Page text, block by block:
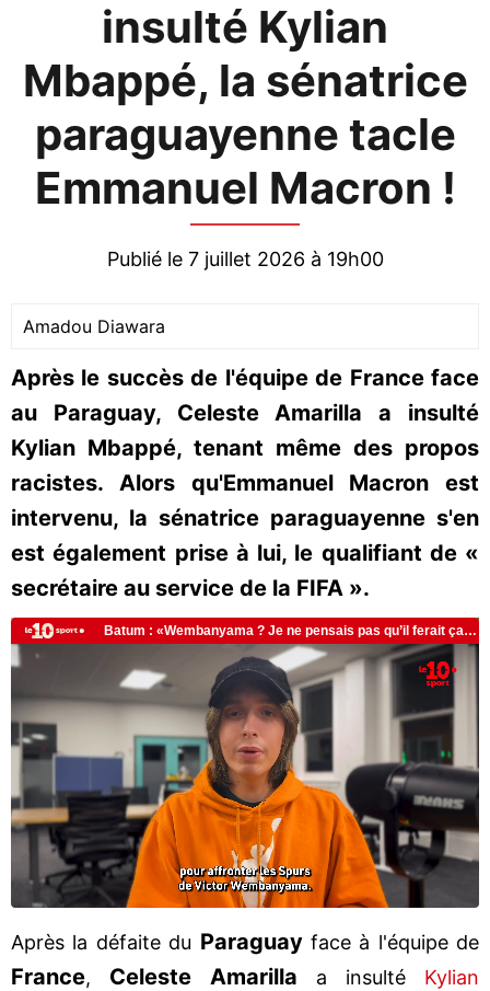
insulté Kylian
Mbappé, la sénatrice
paraguayenne tacle
Emmanuel Macron !
Publié le 7 juillet 2026 à 19h00
Amadou Diawara
Après le succès de l'équipe de France face
au Paraguay, Celeste Amarilla a insulté
Kylian Mbappé, tenant même des propos
racistes. Alors qu'Emmanuel Macron est
intervenu, la sénatrice paraguayenne s'en
est également prise à lui, le qualifiant de «
secrétaire au service de la FIFA ».
Après la défaite du Paraguayface à l'équipe de
France, Celeste Amarilla a insulté Kylian